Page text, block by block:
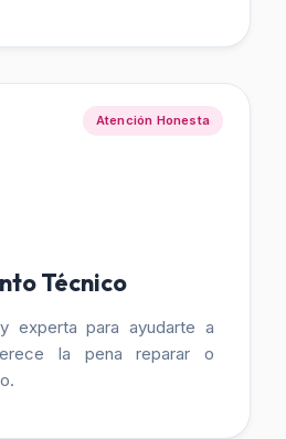
Atención Honesta
Técnico
experta para ayudarte a
la pena reparar o